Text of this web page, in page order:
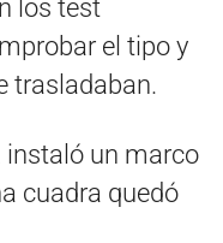
los test
el tipo y
trasladaban.
instaló un marco
cuadra quedó